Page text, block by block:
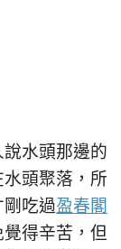
水頭那邊的
頭聚落，所
吃過盈春閣
得辛苦，但